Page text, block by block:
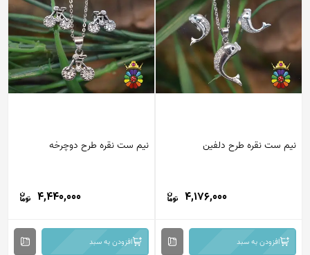
نیم ست نقره طرح دلفین
4,176,000
افزودن به سبد
نیم ست نقره طرح دوچرخه
4,440,000
افزودن به سبد